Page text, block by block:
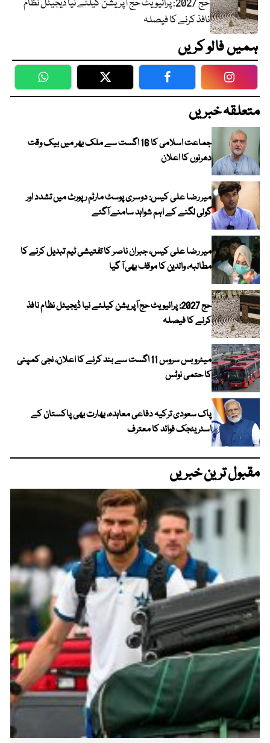
حج 2027: پرائیویٹ حج آپریشن کیلئے نیا ڈیجیٹل نظام
نافذ کرنے کا فیصلہ
ہمیں فالو کریں
WhatsApp Twitter Facebook
متعلقہ خبریں
جماعت اسلامی کا 16 اگست سے ملک بھر میں بیک وقت
دھرنوں کا اعلان
میر رضا علی کیس: دوسری پوسٹ مارٹم رپورٹ میں تشدد اور
گولی لگنے کے اہم شواہد سامنے آگئے
میر رضا علی کیس، جبران ناصر کا تفتیشی ٹیم تبدیل کرنے کا
مطالبہ، والدین کا موقف بھی آ گیا
حج 2027: پرائیویٹ حج آپریشن کیلئے نیا ڈیجیٹل نظام نافذ
کرنے کا فیصلہ
میٹرو بس سروس 11 اگست سے بند کرنے کا اعلان، نجی کمپنی
کا حتمی نوٹس
پاک سعودی ترکیہ دفاعی معاہدہ، بھارت بھی پاکستان کے
اسٹریٹجک فوائد کا معترف
مقبول ترین خبریں